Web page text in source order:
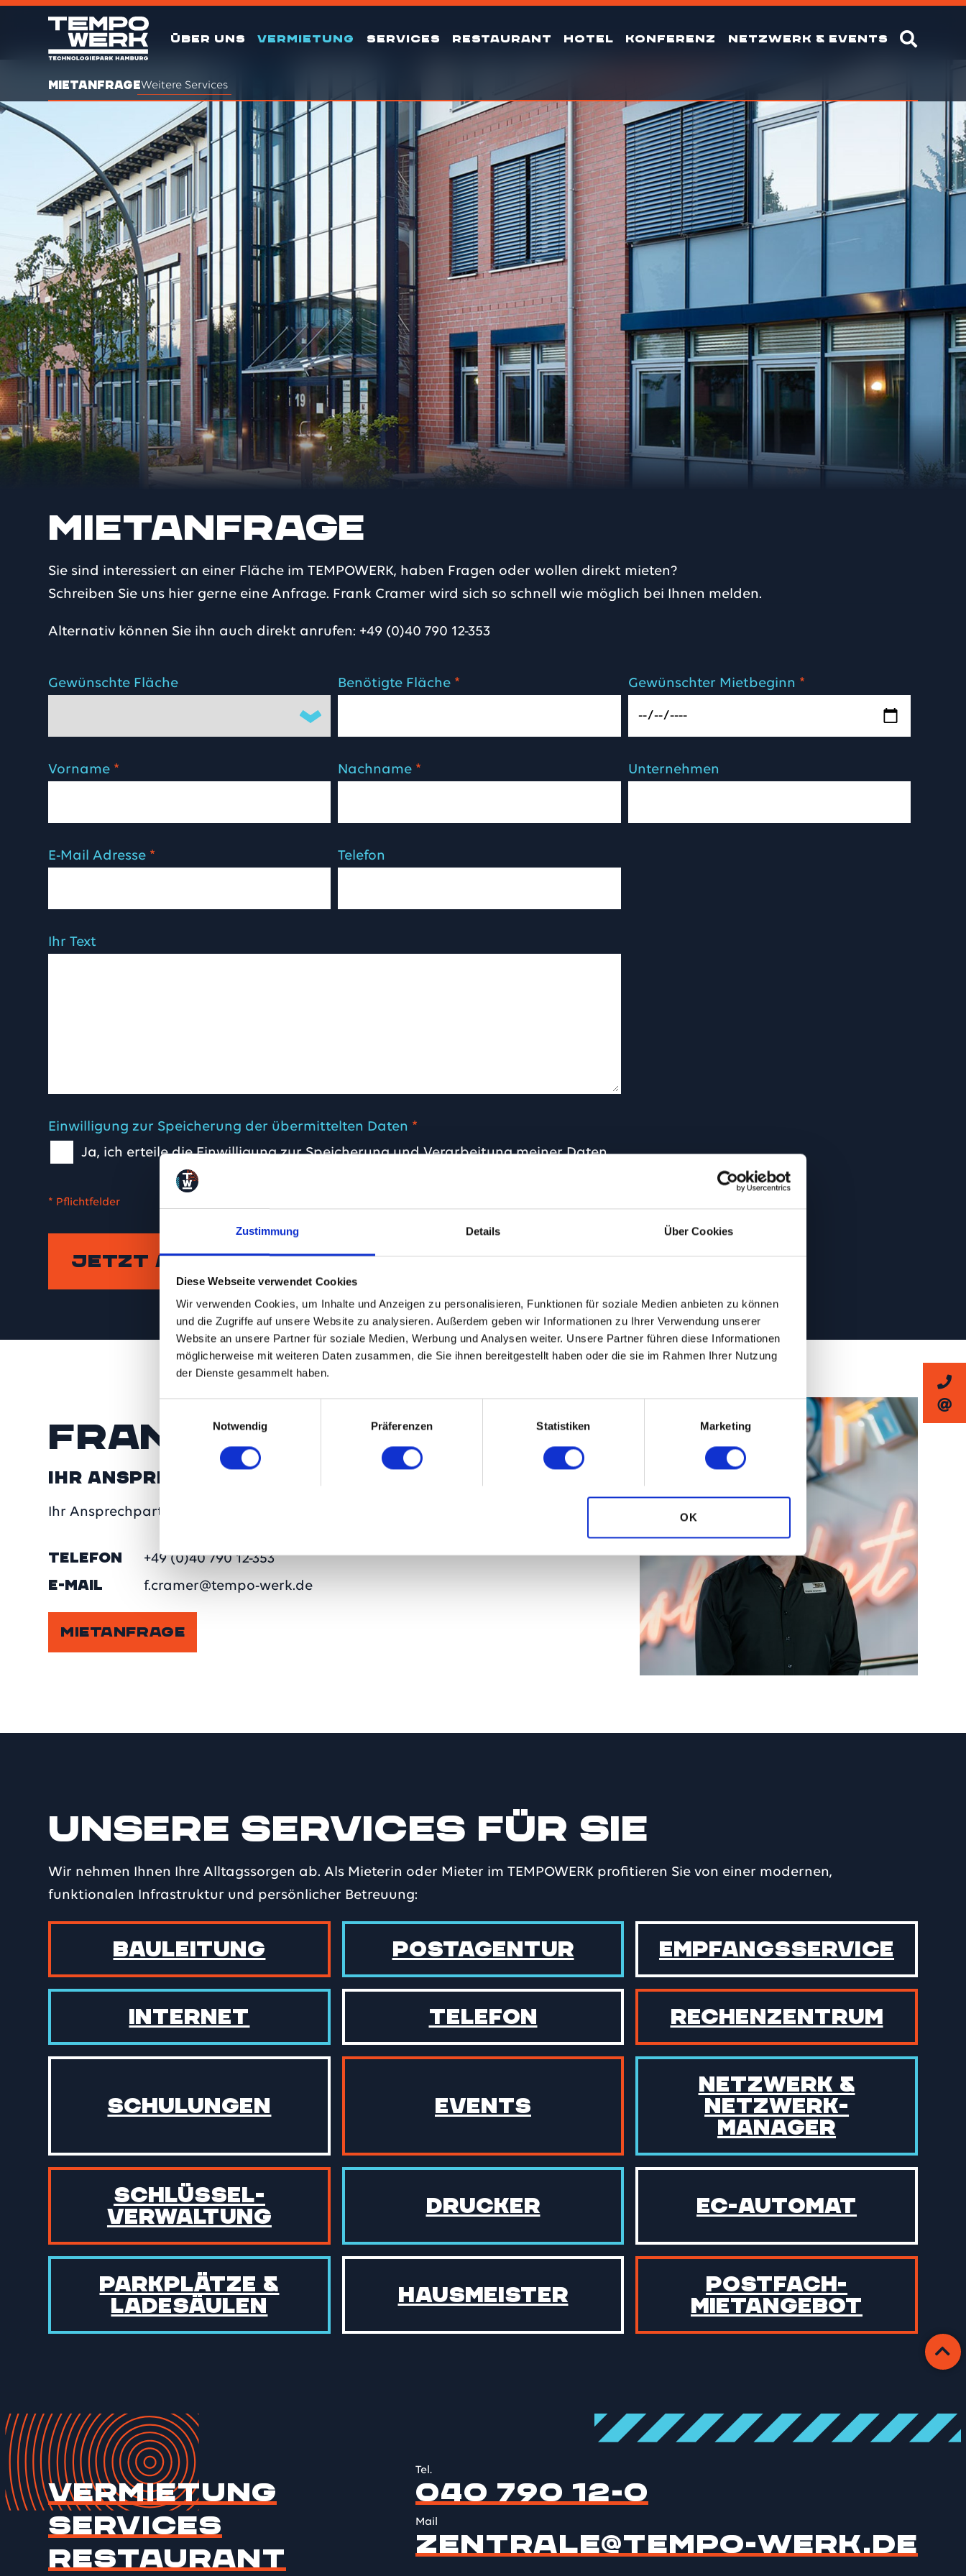
Zustimmung Details Über Cookies
Diese Webseite verwendet Cookies
Wir verwenden Cookies, um Inhalte und Anzeigen zu personalisieren, Funktionen für soziale Medien anbieten zu können
und die Zugriffe auf unsere Website zu analysieren. Außerdem geben wir Informationen zu Ihrer Verwendung unserer
Website an unsere Partner für soziale Medien, Werbung und Analysen weiter. Unsere Partner führen diese Informationen
möglicherweise mit weiteren Daten zusammen, die Sie ihnen bereitgestellt haben oder die sie im Rahmen Ihrer Nutzung
der Dienste gesammelt haben.
Notwendig
Präferenzen Statistiken Marketing
OK
ÜBER UNS VERMIETUNG SERVICES RESTAURANT HOTEL KONFERENZ NETZWERK & EVENTS
MIETANFRAGEWeitere Services
Mietanfrage
Sie sind interessiert an einer Fläche im TEMPOWERK, haben Fragen oder wollen direkt mieten?
Schreiben Sie uns hier gerne eine Anfrage. Frank Cramer wird sich so schnell wie möglich bei Ihnen melden.
Alternativ können Sie ihn auch direkt anrufen: +49 (0)40 790 12-353
Gewünschte Fläche Benötigte Fläche * Gewünschter Mietbeginn *
Vorname * Nachname * Unternehmen
E-Mail Adresse * Telefon
Ihr Text
Einwilligung zur Speicherung der übermittelten Daten *
Ja, ich erteile die Einwilligung zur Speicherung und Verarbeitung meiner Daten
Frank Cramer
Ihr Ansprechpartner
Ihr Ansprechpartner für Vermietungen im TEMPOWERK.
TELEFON +49 (0)40 790 12-353
E-MAIL f.cramer@tempo-werk.de
MIETANFRAGE
Unsere Services für Sie
Wir nehmen Ihnen Ihre Alltagssorgen ab. Als Mieterin oder Mieter im TEMPOWERK profitieren Sie von einer modernen,
funktionalen Infrastruktur und persönlicher Betreuung:
Bauleitung Postagentur Empfangs­service
Internet Telefon Rechen­zentrum
Schulungen Events
Netzwerk &
Netzwerk­
manager
Schlüssel­
verwaltung Drucker EC-Automat
Parkplätze &
Ladesäulen Hausmeister Postfach­
mietangebot
Vermietung
Services
Restaurant
Tel.
040 790 12-0
Mail
ZENTRALE@TEMPO-WERK.DE